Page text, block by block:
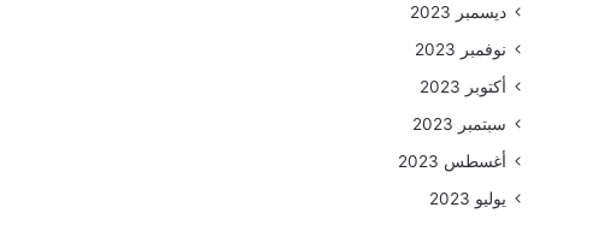
ديسمبر 2023
نوفمبر 2023
أكتوبر 2023
سبتمبر 2023
أغسطس 2023
يوليو 2023